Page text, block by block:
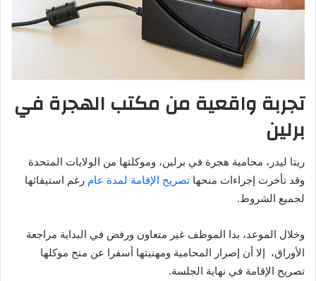
تجربة واقعية من مكتب الهجرة في
برلين
ريتا ليدر، محامية هجرة في برلين، وموكلتها من الولايات المتحدة
وقد تأخرت إجراءات منحها تصريح الإقامة لمدة عام رغم استيفائها
لجميع الشروط.
وخلال الموعد، بدا الموظف غير متعاون ورفض في البداية مراجعة
الأوراق، إلا أن إصرار المحامية ومهنيتها أسفرا عن منح موكلها
تصريح الإقامة في نهاية الجلسة.